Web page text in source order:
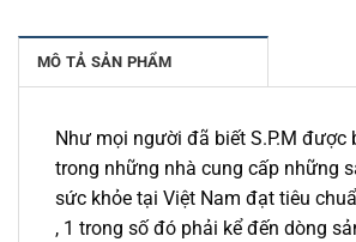
MÔ TẢ SẢN PHẨM
Như mọi người đã biết S.P.M được
trong những nhà cung cấp những
sức khỏe tại Việt Nam đạt tiêu
, 1 trong số đó phải kể đến dòng